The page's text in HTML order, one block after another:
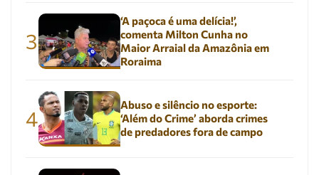
3
‘A paçoca é uma delícia!’,
comenta Milton Cunha no
Maior Arraial da Amazônia em
Roraima
4
Abuso e silêncio no esporte:
‘Além do Crime’ aborda crimes
de predadores fora de campo